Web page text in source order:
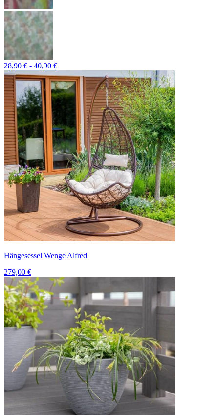
28,90 € - 40,90 €
Hängesessel Wenge Alfred
279,00 €